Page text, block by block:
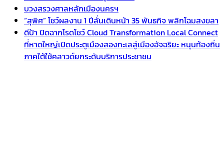
บวงสรวงศาลหลักเมืองนครฯ
“สุพิศ” โชว์ผลงาน 1 ปีลั่นเดินหน้า 35 พันธกิจ พลิกโฉมสงขลา
ดีป้า ปิดฉากโรดโชว์ Cloud Transformation Local Connect
ที่หาดใหญ่เปิดประตูเมืองสองทะเลสู่เมืองอัจฉริยะ หนุนท้องถิ่น
ภาคใต้ใช้คลาวด์ยกระดับบริการประชาชน